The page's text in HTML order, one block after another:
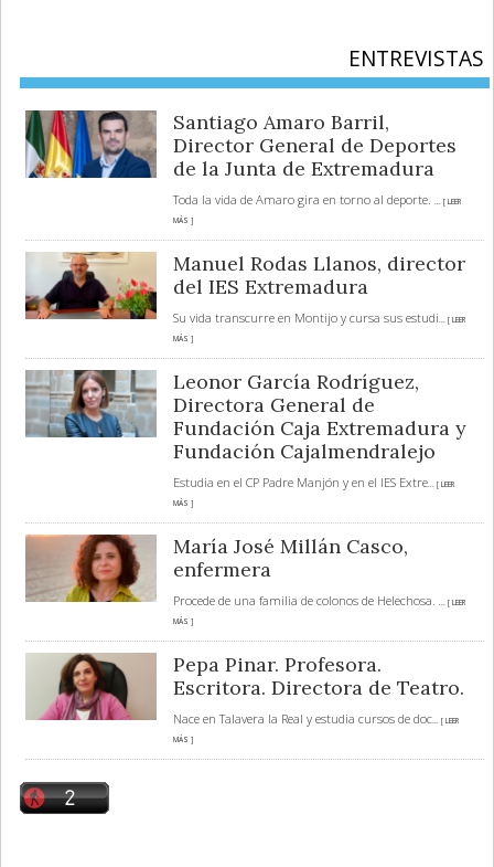
ENTREVISTAS
Santiago Amaro Barril,
Director General de Deportes
de la Junta de Extremadura
Toda la vida de Amaro gira en torno al deporte.
... [ LEER
MÁS ]
Manuel Rodas Llanos, director
del IES Extremadura
Su vida transcurre en Montijo y cursa sus estudi... [ LEER
MÁS ]
Leonor García Rodríguez,
Directora General de
Fundación Caja Extremadura y
Fundación Cajalmendralejo
Estudia en el CP Padre Manjón y en el IES Extre... [ LEER
MÁS ]
María José Millán Casco,
enfermera
Procede de una familia de colonos de Helechosa.
... [ LEER
MÁS ]
Pepa Pinar. Profesora.
Escritora. Directora de Teatro.
Nace en Talavera la Real y estudia cursos de doc... [ LEER
MÁS ]